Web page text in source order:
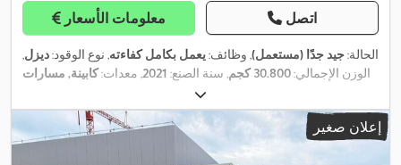
معلومات الأسعار اتصل
الحالة:جيد جدًا (مستعمل), وظائف:يعمل بكامل كفاءته, نوع الوقود:ديزل,
الوزن الإجمالي:30.800 كجم , سنة الصنع: 2021 , معدات:كابينة, مسارات
إعلان صغير